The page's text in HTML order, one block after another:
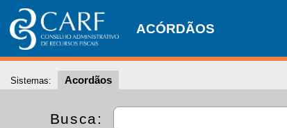
ACÓRDÃOS
Sistemas: Acordãos
Busca: